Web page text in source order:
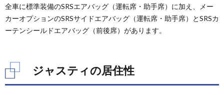
市販ベ
ッド
5.2.
ト
5.3.
全車に標準装備のSRSエアバッグ（運転席・助手席）に加え、メー
カーオプションのSRSサイドエアバッグ（運転席・助手席）とSRSカ
ーテンシールドエアバッグ（前後席）があります。
ジャスティの居住性